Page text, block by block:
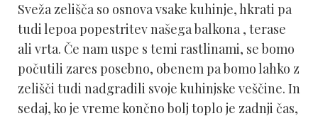
Sveža zelišča so osnova vsake kuhinje, hkrati pa
tudi lepoa popestritev našega balkona , terase
ali vrta. Če nam uspe s temi rastlinami, se bomo
počutili zares posebno, obenem pa bomo lahko z
zelišči tudi nadgradili svoje kuhinjske veščine. In
sedaj, ko je vreme končno bolj toplo je zadnji čas,